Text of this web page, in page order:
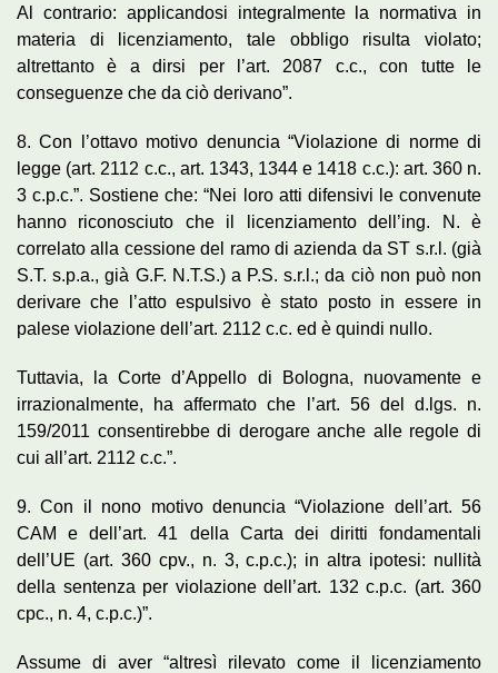
Al contrario: applicandosi integralmente la normativa in
materia di licenziamento, tale obbligo risulta violato;
altrettanto è a dirsi per l’art. 2087 c.c., con tutte le
conseguenze che da ciò derivano”.
8. Con l’ottavo motivo denuncia “Violazione di norme di
legge (art. 2112 c.c., art. 1343, 1344 e 1418 c.c.): art. 360 n.
3 c.p.c.”. Sostiene che: “Nei loro atti difensivi le convenute
hanno riconosciuto che il licenziamento dell’ing. N. è
correlato alla cessione del ramo di azienda da ST s.r.l. (già
S.T. s.p.a., già G.F. N.T.S.) a P.S. s.r.l.; da ciò non può non
derivare che l’atto espulsivo è stato posto in essere in
palese violazione dell’art. 2112 c.c. ed è quindi nullo.
Tuttavia, la Corte d’Appello di Bologna, nuovamente e
irrazionalmente, ha affermato che l’art. 56 del d.lgs. n.
159/2011 consentirebbe di derogare anche alle regole di
cui all’art. 2112 c.c.”.
9. Con il nono motivo denuncia “Violazione dell’art. 56
CAM e dell’art. 41 della Carta dei diritti fondamentali
dell’UE (art. 360 cpv., n. 3, c.p.c.); in altra ipotesi: nullità
della sentenza per violazione dell’art. 132 c.p.c. (art. 360
cpc., n. 4, c.p.c.)”.
Assume di aver “altresì rilevato come il licenziamento